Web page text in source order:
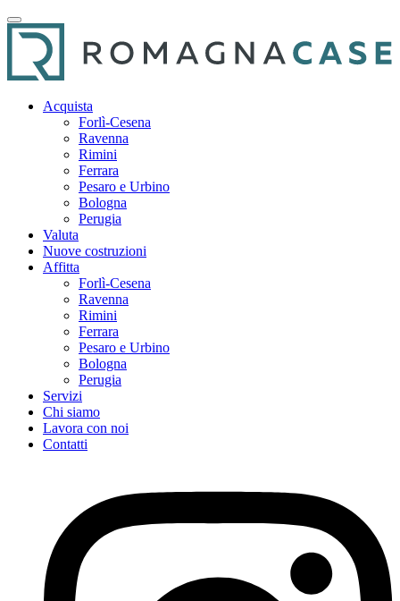
Acquista
Forlì-Cesena
Ravenna
Rimini
Ferrara
Pesaro e Urbino
Bologna
Perugia
Valuta
Nuove costruzioni
Affitta
Forlì-Cesena
Ravenna
Rimini
Ferrara
Pesaro e Urbino
Bologna
Perugia
Servizi
Chi siamo
Lavora con noi
Contatti